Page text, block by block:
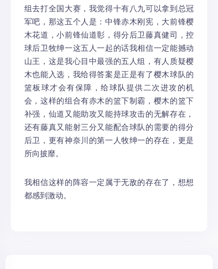
组去打全国大赛，我觉得十有八九可以拿到总冠
军吧，那这五个人是：中锋赤木刚宪，大前锋樱
木花道，小前锋仙道彰，得分后卫藤真健司，控
球后卫牧绅一这五人一起的话我相信一定能撼动
山王，这是我心目中最强的五人组，有人质疑樱
木也能入选，我给得答案是正是有了樱木球队的
篮板球才会有保障，给球队提供二次进攻的机
会，这样的组合有赤木的篮下制霸，樱木的篮下
补强，仙道又能助攻又能持球攻击的无解存在，
还有藤真又能射三分又能配合球队的需要的得分
后卫，更有神奈川的第一人牧绅一的存在，更是
所向披靡。
我相信这样的阵容一定属于无敌的存在了，想想
都感到激动。